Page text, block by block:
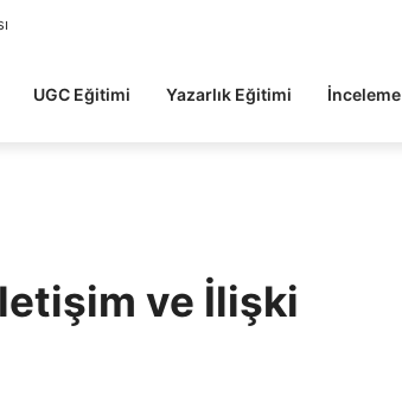
UGC Eğitimi Yazarlık Eğitimi İnceleme
ve İlişki